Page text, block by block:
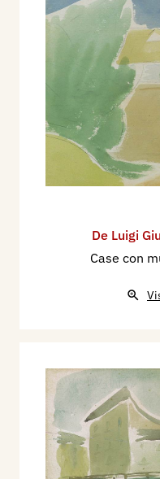
De Luigi
Case con